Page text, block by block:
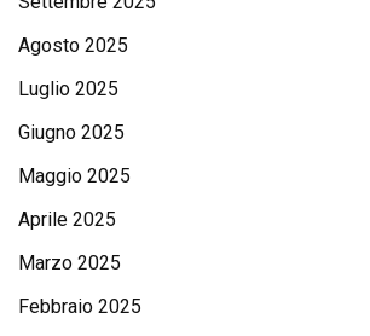
Agosto 2025
Luglio 2025
Giugno 2025
Maggio 2025
Aprile 2025
Marzo 2025
Febbraio 2025